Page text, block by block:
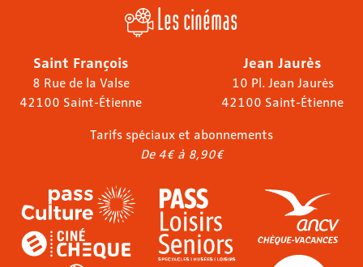
Les cinémas
Saint François
8 Rue de la Valse
42100 Saint-Étienne
Jean Jaurès
10 Pl. Jean Jaurès
42100 Saint-Étienne
Tarifs spéciaux et abonnements
De 4€ à 8,90€